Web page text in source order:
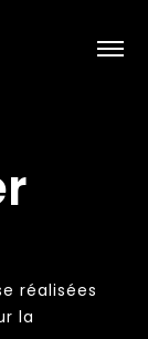
réalisées
la